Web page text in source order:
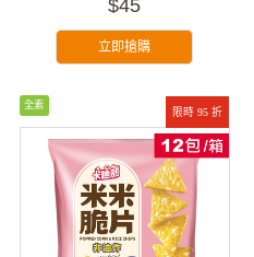
$45
立即搶購
限時 95 折
全素